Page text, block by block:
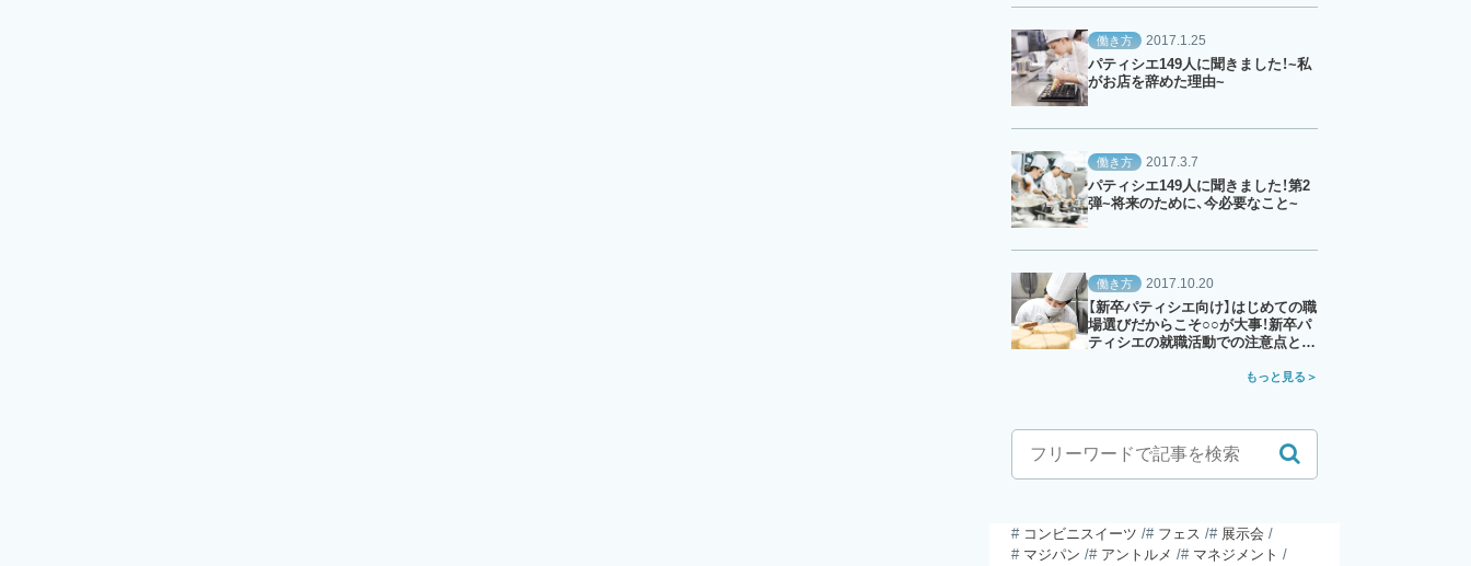
働き方 2017.1.25
パティシエ149人に聞きました！~私
がお店を辞めた理由~
働き方 2017.3.7
パティシエ149人に聞きました！第2
弾~将来のために、今必要なこと~
働き方 2017.10.20
【新卒パティシエ向け】はじめての職
場選びだからこそ○○が大事！新卒パ
ティシエの就職活動での注意点と
もっと見る
コンビニスイーツ フェス
展示会
マジパン
アントルメ
マネジメント